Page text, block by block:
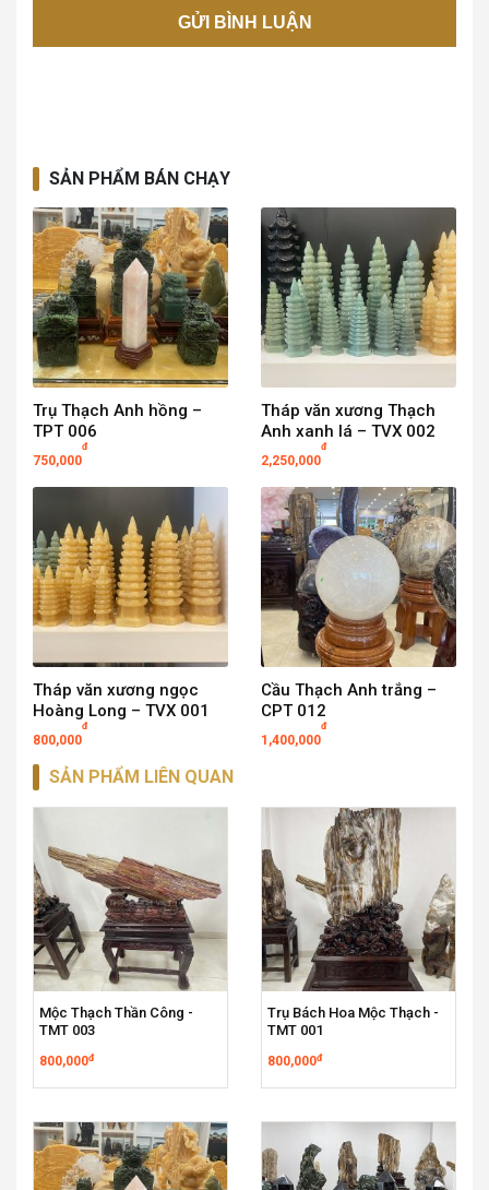
SẢN PHẨM BÁN CHẠY
Trụ Thạch Anh hồng –
TPT 006
750,000
đ
Tháp văn xương Thạch
Anh xanh lá – TVX 002
2,250,000
đ
Tháp văn xương ngọc
Hoàng Long – TVX 001
800,000
đ
Cầu Thạch Anh trắng –
CPT 012
1,400,000
đ
SẢN PHẨM LIÊN QUAN
Mộc Thạch Thần Công -
TMT 003
800,000đ
Trụ Bách Hoa Mộc Thạch -
TMT 001
800,000đ